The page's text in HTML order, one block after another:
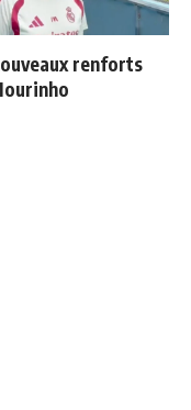
renforts